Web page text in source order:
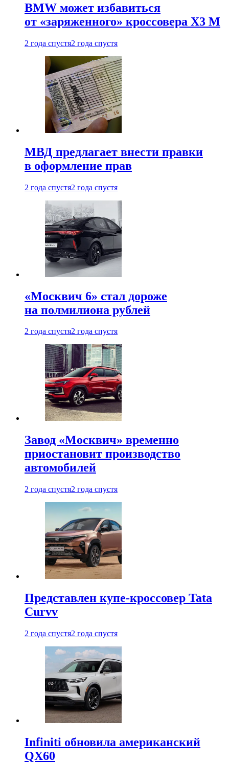
BMW может избавиться
от «заряженного» кроссовера X3 M
2 года спустя2 года спустя
МВД предлагает внести правки
в оформление прав
2 года спустя2 года спустя
«Москвич 6» стал дороже
на полмилиона рублей
2 года спустя2 года спустя
Завод «Москвич» временно
приостановит производство
автомобилей
2 года спустя2 года спустя
Представлен купе-кроссовер Tata
Curvv
2 года спустя2 года спустя
Infiniti обновила американский
QX60